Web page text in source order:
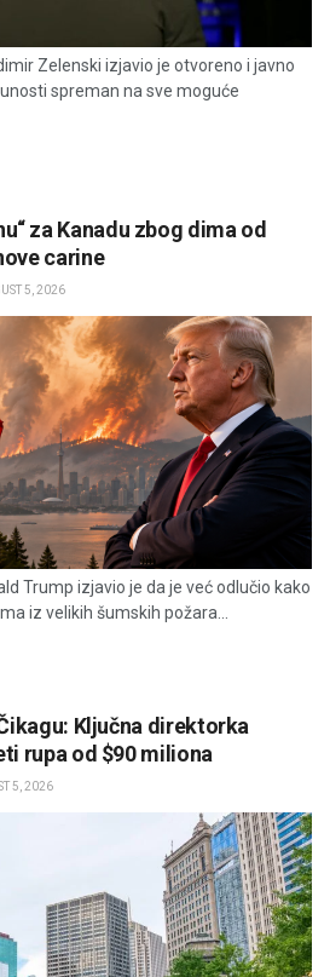
Zelenski izjavio je otvoreno i javno
spreman na sve moguće
za Kanadu zbog dima od
carine
5, 2026
Trump izjavio je da je već odlučio kako
iz velikih šumskih požara...
Ključna direktorka
rupa od $90 miliona
5, 2026